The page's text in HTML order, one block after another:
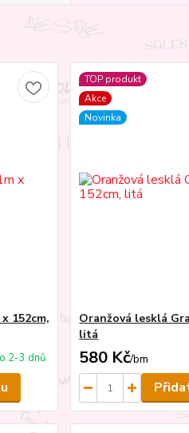
152cm,
2-3 dnů
TOP produkt
Akce
Novinka
Oranžová lesklá
litá
580 Kč/bm